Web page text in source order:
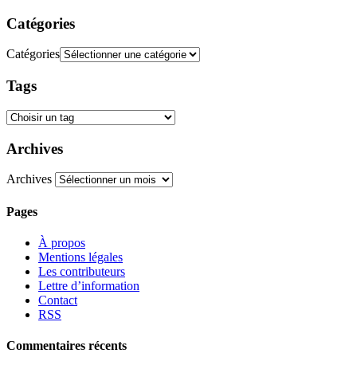
Catégories
Catégories
Tags
Archives
Archives
Pages
À propos
Mentions légales
Les contributeurs
Lettre d’information
Contact
RSS
Commentaires récents